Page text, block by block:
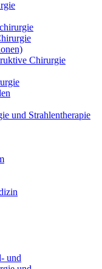
Chirurgie
und Strahlentherapie
und